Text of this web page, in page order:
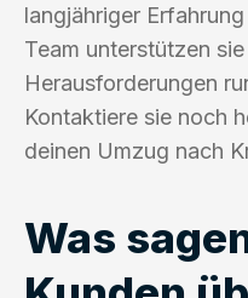
langjähriger
Team unterstützen
Herausforderungen
Kontaktiere sie noch
deinen Umzug nach
Was